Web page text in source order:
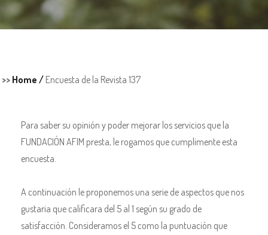
>> Home / Encuesta de la Revista 137
Para saber su opinión y poder mejorar los servicios que la
FUNDACIÓN AFIM presta, le rogamos que cumplimente esta
encuesta.
A continuación le proponemos una serie de aspectos que nos
gustaria que calificara del 5 al 1 según su grado de
satisfacción. Consideramos el 5 como la puntuación que